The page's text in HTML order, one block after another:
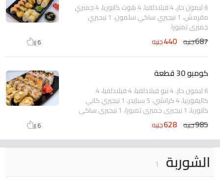
6 ليمون حار، 4 فيلادلفيا، 4 هوت كابوريا، 4 جمبري
مقرمش، 1 نيجيري ساكي سلمون، 1 نيجيري
جمبري تمبورا
687جنيه 440جنيه 6
كومبو 30 قطعة
6 ليمون حار، 4 نيو فيلادلفيا، 4 فيلادلفيا، 4
كاليفورنيا، 4 كرانشي، 5 سبايدر، 1 نيجيري كاني
كابوريا، 1 نيجيري جمبري تمبورا، 1 نيجيري ساكي
سلمون
985جنيه 628جنيه 6
الشوربة 1